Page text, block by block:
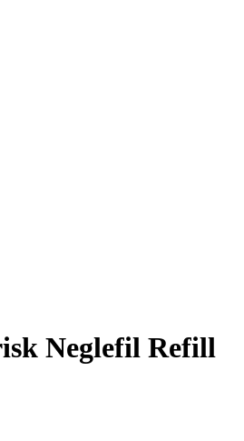
Neglefil Refill